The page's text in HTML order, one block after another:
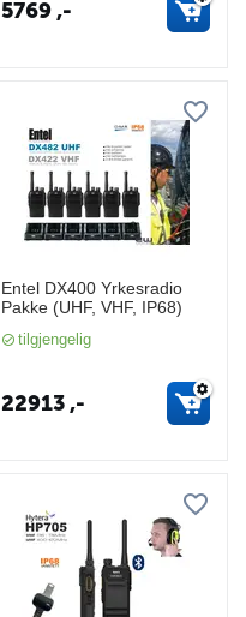
5769,-
Entel DX400 Yrkesradio
Pakke (UHF, VHF, IP68)
tilgjengelig
22913,-